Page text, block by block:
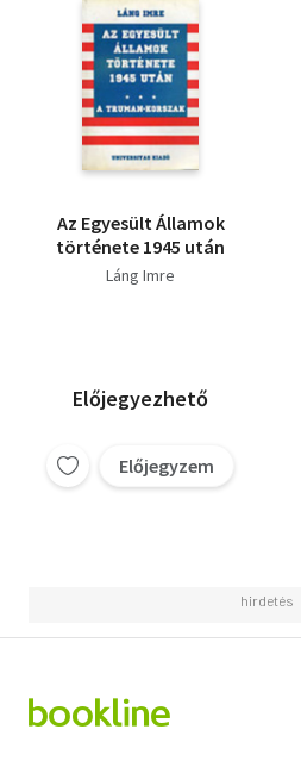
Az Egyesült Államok
története 1945 után
Láng Imre
Előjegyezhető
Előjegyzem